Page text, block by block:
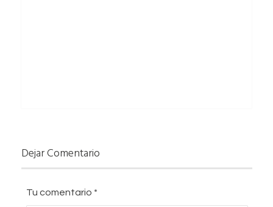
Dejar Comentario
Tu comentario *